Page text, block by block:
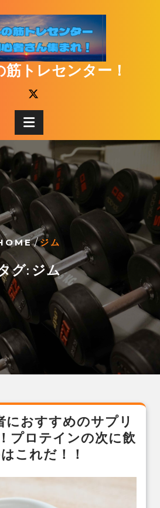
トレセンター！
/ジム
グ: ジム
におすすめのサプリ
プロテインの次に飲
これだ！！